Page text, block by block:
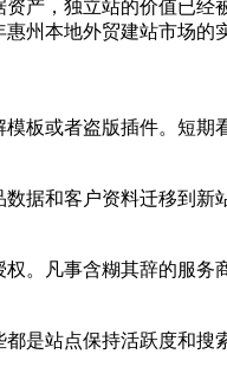
产，独立站的价值已经
州本地外贸建站市场的
板或者盗版插件。短期
据和客户资料迁移到新
。凡事含糊其辞的服务
是站点保持活跃度和搜